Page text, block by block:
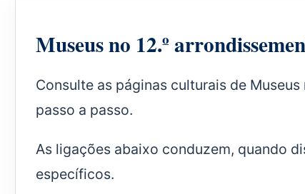
Museus no 12.º
Consulte as páginas culturais de
passo a passo.
As ligações abaixo conduzem, quando
específicos.